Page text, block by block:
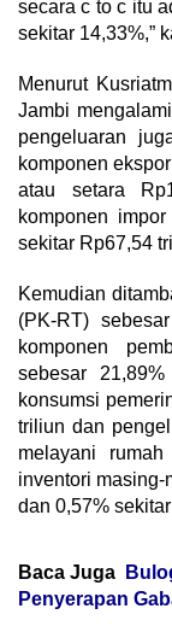
secara c to c itu
sekitar 14,33%,”
Menurut
Jambi
pengeluaran
komponen
atau setara
komponen
sekitar Rp67,54
Kemudian
(PK-RT)
komponen
sebesar
konsumsi
triliun dan
melayani
inventori masing-
dan 0,57%
Baca Juga
Penyerapan